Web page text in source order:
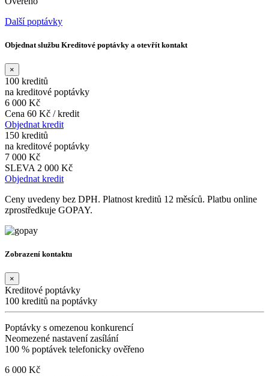
Další poptávky
Objednat službu Kreditové poptávky a otevřít kontakt
×
100 kreditů
na kreditové poptávky
6 000 Kč
Cena 60 Kč / kredit
Objednat kredit
150 kreditů
na kreditové poptávky
7 000 Kč
SLEVA 2 000 Kč
Objednat kredit
Ceny uvedeny bez DPH. Platnost kreditů 12 měsíců. Platbu online
zprostředkuje GOPAY.
Zobrazení kontaktu
×
Kreditové poptávky
100 kreditů na poptávky
Poptávky s omezenou konkurencí
Neomezené nastavení zasílání
100 % poptávek telefonicky ověřeno
6 000 Kč